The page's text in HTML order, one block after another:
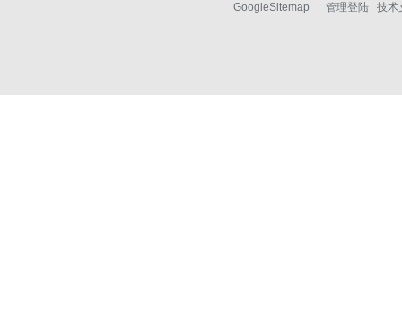
GoogleSitemap
管理登陆 技术